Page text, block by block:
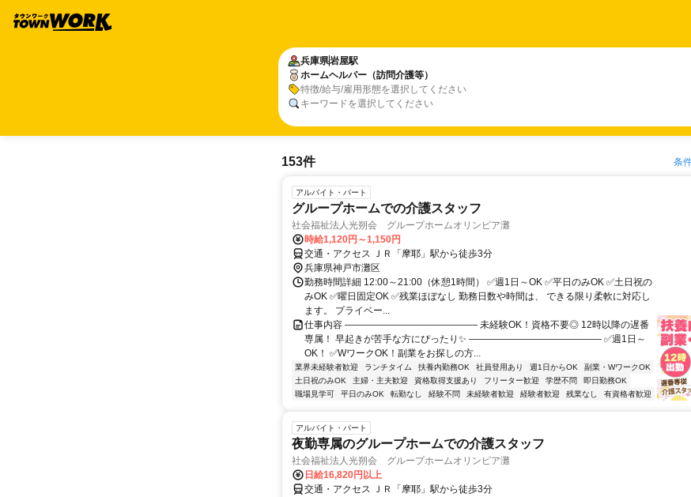
兵庫県岩屋駅
ホームヘルパー（訪問介護等）
特徴/給与/雇用形態を選択してください
キーワードを選択してください
153件 条
アルバイト・パート
グループホームでの介護スタッフ
社会福祉法人光朔会 グループホームオリンピア灘
時給1,120円～1,150円
交通・アクセス ＪＲ「摩耶」駅から徒歩3分
兵庫県神戸市灘区
勤務時間詳細 12:00～21:00（休憩1時間） ✅週1日～OK ✅平日のみOK ✅土日祝の
みOK ✅曜日固定OK ✅残業ほぼなし 勤務日数や時間は、 できる限り柔軟に対応し
ます。 プライベー...
仕事内容 ―――――――――――――― 未経験OK！資格不要◎ 12時以降の遅番
専属！ 早起きが苦手な方にぴったり✨ ―――――――――――――― ✅週1日～
OK！ ✅WワークOK！副業をお探しの方...
業界未経験者歓迎 ランチタイム 扶養内勤務OK 社員登用あり 週1日からOK
副業・WワークOK
土日祝のみOK
主婦・主夫歓迎 資格取得支援あり フリーター歓迎 学歴不問
即日勤務OK
職場見学可
平日のみOK 転勤なし 経験不問 未経験者歓迎 経験者歓迎 残業なし 有資格者歓迎
アルバイト・パート
夜勤専属のグループホームでの介護スタッフ
社会福祉法人光朔会 グループホームオリンピア灘
日給16,820円以上
交通・アクセス ＪＲ「摩耶」駅から徒歩3分